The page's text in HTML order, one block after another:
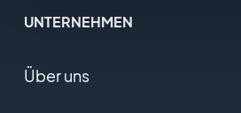
UNTERNEHMEN
Über uns